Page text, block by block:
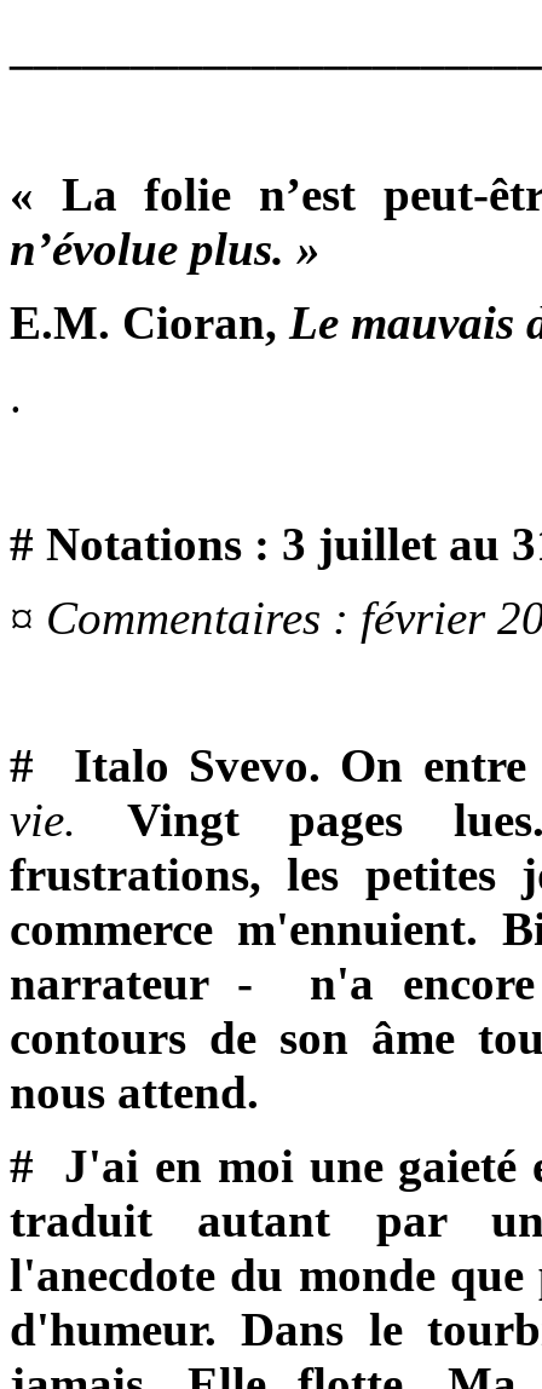
« La folie n’est peut-
n’évolue plus. »
E.M. Cioran, Le mauvais
.
# Notations : 3 juillet au
¤ Commentaires : février
# Italo Svevo. On
vie. Vingt pages
frustrations, les petites
commerce m'ennuient.
narrateur - n'a encore
contours de son âme
nous attend.
# J'ai en moi une gaieté
traduit autant par
l'anecdote du monde
d'humeur. Dans le